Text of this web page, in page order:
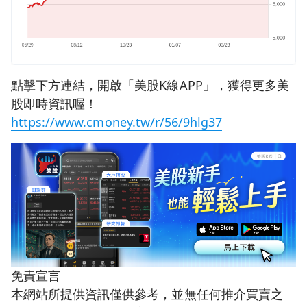
點擊下方連結，開啟「美股K線APP」，獲得更多美
股即時資訊喔！
https://www.cmoney.tw/r/56/9hlg37
免責宣言
本網站所提供資訊僅供參考，並無任何推介買賣之